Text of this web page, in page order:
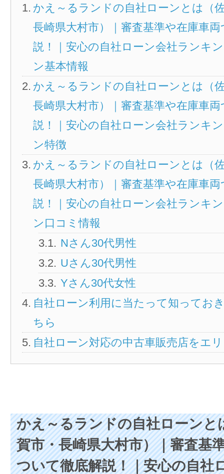
かえ～るランドの自社ローンとは（
長崎県大村市）｜審査基準や在庫車
説！｜安心の自社ローン会社ランキ
ン基本情報
かえ～るランドの自社ローンとは（
長崎県大村市）｜審査基準や在庫車
説！｜安心の自社ローン会社ランキ
ン特徴
かえ～るランドの自社ローンとは（
長崎県大村市）｜審査基準や在庫車
説！｜安心の自社ローン会社ランキ
ン口コミ情報
Nさん30代男性
Uさん30代男性
Yさん30代女性
自社ローン利用に当たって知ってお
ちら
自社ローン対応の中古車販売店をエ
かえ～るランドの自社ローンと
賀市・長崎県大村市）｜審査基
ついて徹底解説！｜安心の自社